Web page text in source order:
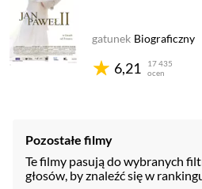
6,21
17 435
ocen
gatunek Biograficzny
Pozostałe filmy
Te filmy pasują do wybranych
głosów, by znaleźć się w